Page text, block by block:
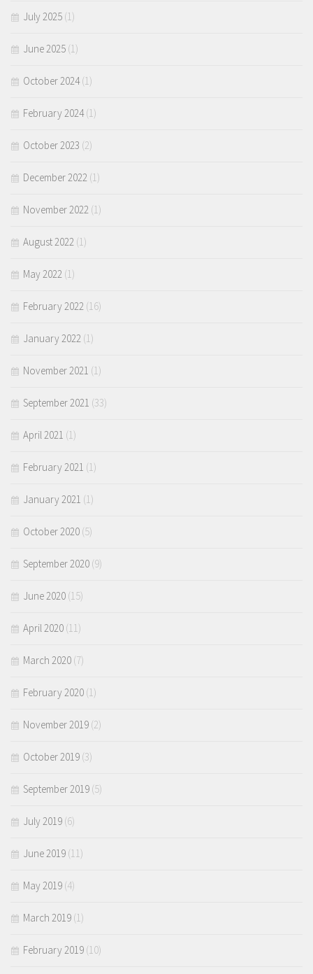
July 2025 (1)
June 2025 (1)
October 2024(1)
February 2024(1)
October 2023 (2)
December 2022 (1)
November 2022 (1)
August 2022 (1)
May 2022 (1)
February 2022 (16)
January 2022 (1)
November 2021 (1)
September 2021 (33)
April 2021 (1)
February 2021 (1)
January 2021 (1)
October 2020 (5)
September 2020 (9)
June 2020 (15)
April 2020 (11)
March 2020 (7)
February 2020 (1)
November 2019 (2)
October 2019 (3)
September 2019 (5)
July 2019 (6)
June 2019 (11)
May 2019 (4)
March 2019 (1)
February 2019 (10)